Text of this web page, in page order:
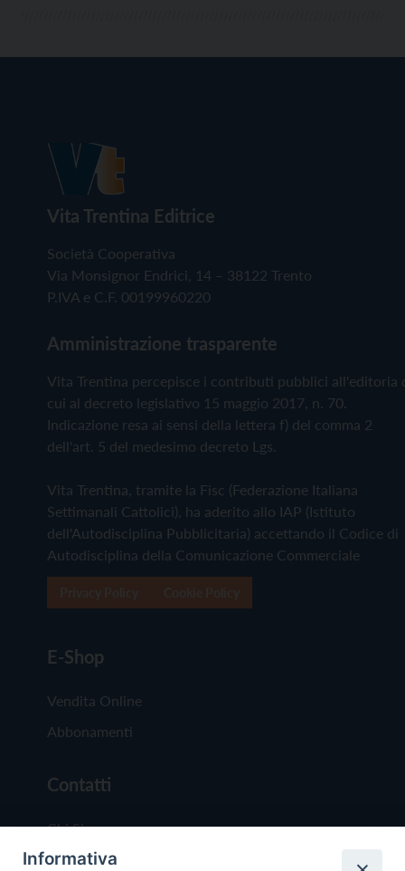
Vita Trentina Editrice
Società Cooperativa
Via Monsignor Endrici, 14 – 38122 Trento
P.IVA e C.F. 00199960220
Amministrazione trasparente
Vita Trentina percepisce i contributi pubblici all'editoria
cui al decreto legislativo 15 maggio 2017, n. 70.
Indicazione resa ai sensi della lettera f) del comma 2
dell'art. 5 del medesimo decreto Lgs.
Vita Trentina, tramite la Fisc (Federazione Italiana
Settimanali Cattolici), ha aderito allo IAP (Istituto
dell'Autodisciplina Pubblicitaria) accettando il Codice di
Autodisciplina della Comunicazione Commerciale
E-Shop
Vendita Online
Abbonamenti
Contatti
Chi Siamo
Redazione
Informativa